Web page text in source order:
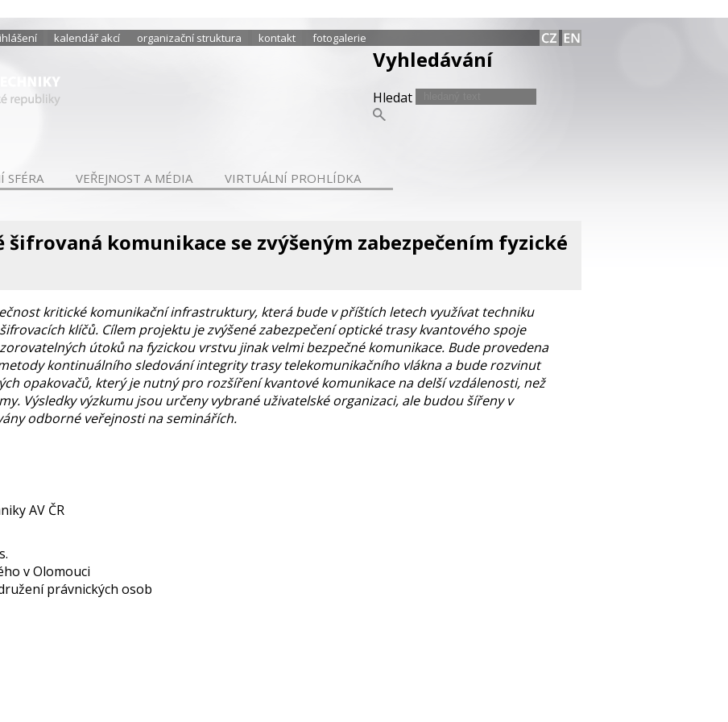
kalendář akcí organizační struktura kontakt fotogalerie
Vyhledávání
Hledat
SFÉRA VEŘEJNOST A MÉDIA VIRTUÁLNÍ PROHLÍDKA
šifrovaná komunikace se zvýšeným zabezpečením fyzické
kritické komunikační infrastruktury, která bude v příštích letech využívat techniku
klíčů. Cílem projektu je zvýšené zabezpečení optické trasy kvantového spoje
útoků na fyzickou vrstvu jinak velmi bezpečné komunikace. Bude provedena
kontinuálního sledování integrity trasy telekomunikačního vlákna a bude rozvinut
opakovačů, který je nutný pro rozšíření kvantové komunikace na delší vzdálenosti, než
Výsledky výzkumu jsou určeny vybrané uživatelské organizaci, ale budou šířeny v
odborné veřejnosti na seminářích.
AV ČR
v Olomouci
právnických osob